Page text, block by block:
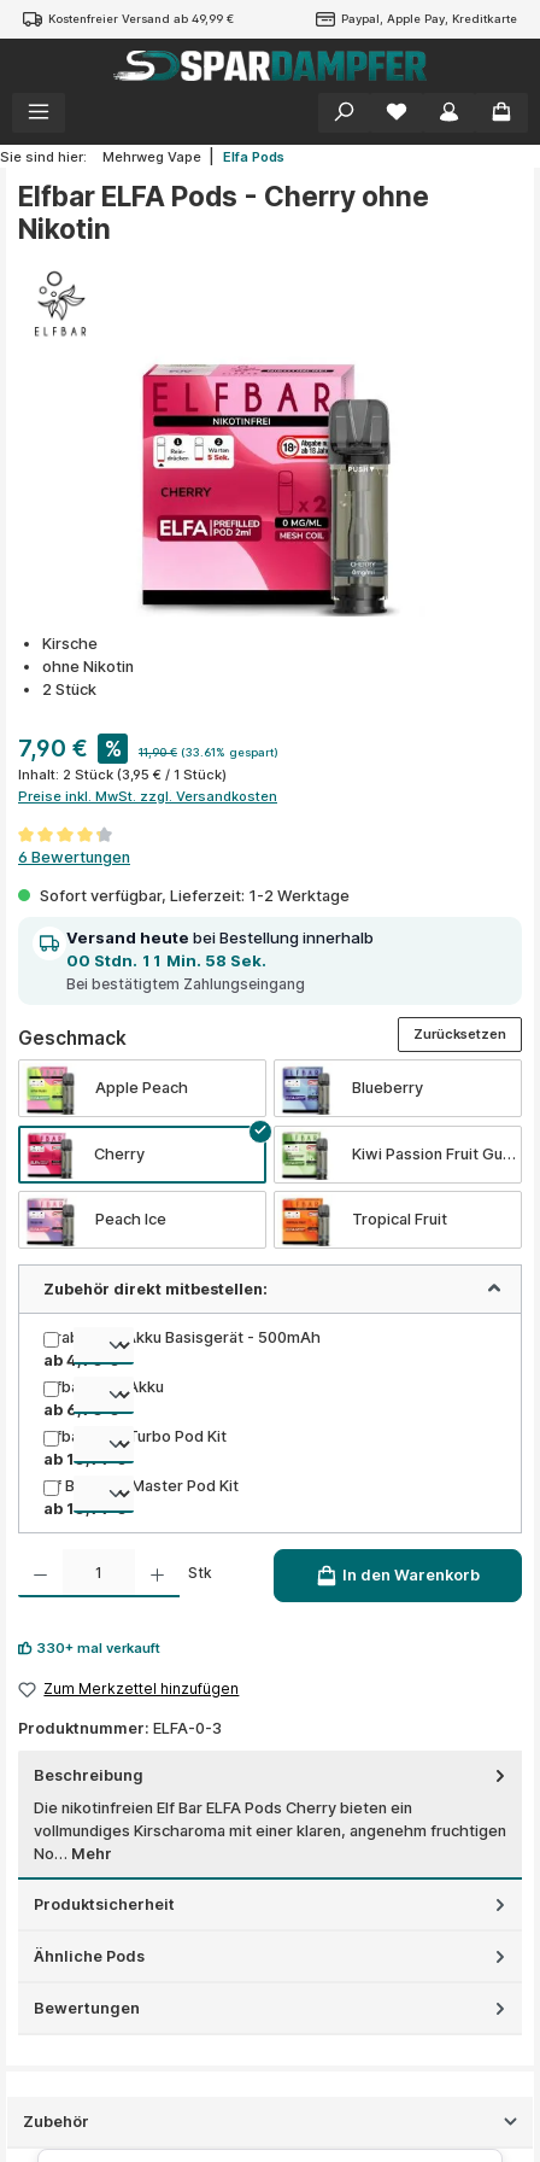
springen
Kostenfreier Versand ab 49,99 € Paypal, Apple Pay, Kreditkarte
Sie sind hier: Mehrweg Vape Elfa Pods
Elfbar ELFA Pods - Cherry ohne
Nikotin
Kirsche
ohne Nikotin
2 Stück
7,90 € % 11,90 € (33.61% gespart)
Inhalt: 2 Stück (3,95 € / 1 Stück)
Preise inkl. MwSt. zzgl. Versandkosten
Durchschnittliche Bewertung von 4.3 von 5 Sternen
6 Bewertungen
Sofort verfügbar, Lieferzeit: 1-2 Werktage
Versand heute bei Bestellung innerhalb
00 Stdn. 11 Min. 58 Sek.
Bei bestätigtem Zahlungseingang
Geschmackauswählen
Apple Peach Blueberry
Cherry Kiwi Passion Fruit Guava
Peach Ice Tropical Fruit
Zurücksetzen
Zubehör direkt mitbestellen:
Grabit Nex Akku Basisgerät - 500mAh
ab 4,90 €
Elfbar ELFA Akku
ab 6,90 €
Elfbar ELFA Turbo Pod Kit
ab 10,99 €
Elf Bar ELFA Master Pod Kit
ab 10,99 €
Produkt Anzahl: Gib den gewünschten Wert ein oder benutze die Schaltflächen um die
Stk In den Warenkorb
330+ mal verkauft
Zum Merkzettel hinzufügen
Produktnummer: ELFA-0-3
Beschreibung
Die nikotinfreien Elf Bar ELFA Pods Cherry bieten ein
vollmundiges Kirscharoma mit einer klaren, angenehm fruchtigen
No… Mehr
Produktsicherheit
Ähnliche Pods
Bewertungen
Zubehör
Produktgalerie überspringen